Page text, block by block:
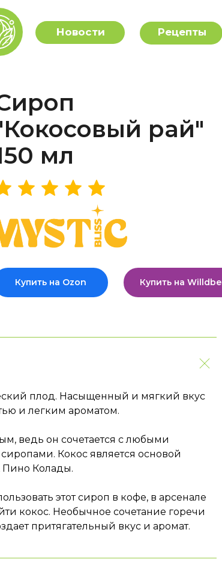
Новости Рецепты
рай"
мл
Купить на Ozon Купить на
плод. Насыщенный и мягкий вкус
и легким ароматом.
ведь он сочетается с любыми
Кокос является основой
Пино Колады.
этот сироп в кофе, в арсенале
кокос. Необычное сочетание горечи
притягательный вкус и аромат.